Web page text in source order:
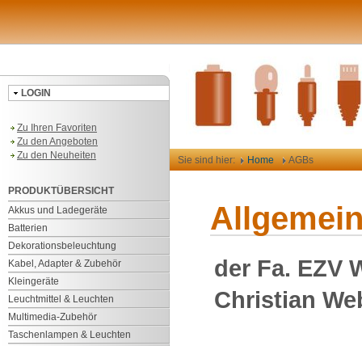
LOGIN
Zu Ihren Favoriten
Zu den Angeboten
Zu den Neuheiten
PRODUKTÜBERSICHT
Akkus und Ladegeräte
Batterien
Dekorationsbeleuchtung
Kabel, Adapter & Zubehör
Kleingeräte
Leuchtmittel & Leuchten
Multimedia-Zubehör
Taschenlampen & Leuchten
Sie sind hier: Home AGBs
der Fa. EZV
Christian